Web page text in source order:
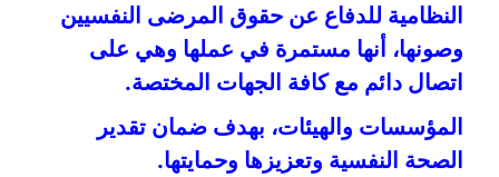
النظامية للدفاع عن حقوق المرضى النفسيين
وصونها، أنها مستمرة في عملها وهي على
اتصال دائم مع كافة الجهات المختصة.
المؤسسات والهيئات، بهدف ضمان تقدير
الصحة النفسية وتعزيزها وحمايتها.